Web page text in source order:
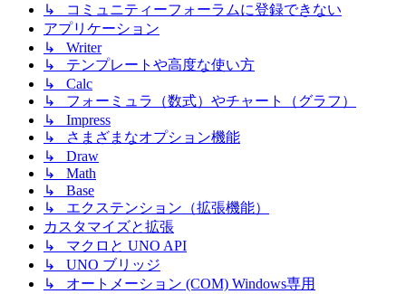
↳ コミュニティーフォーラムに登録できない
アプリケーション
↳ Writer
↳ テンプレートや高度な使い方
↳ Calc
↳ フォーミュラ（数式）やチャート（グラフ）
↳ Impress
↳ さまざまなオプション機能
↳ Draw
↳ Math
↳ Base
↳ エクステンション（拡張機能）
カスタマイズと拡張
↳ マクロと UNO API
↳ UNO ブリッジ
↳ オートメーション (COM) Windows専用